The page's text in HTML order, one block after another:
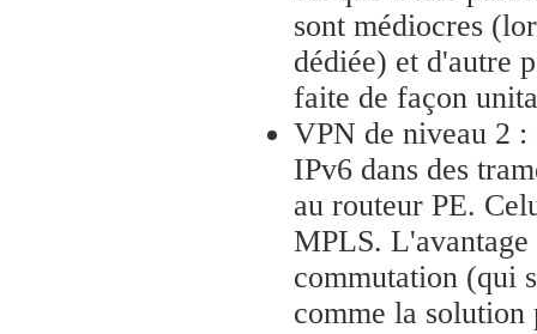
sont médiocres
dédiée) et d'autre
faite de façon
VPN de niveau 2 :
IPv6 dans des
au routeur PE.
MPLS. L'avantage
commutation (qui
comme la solution